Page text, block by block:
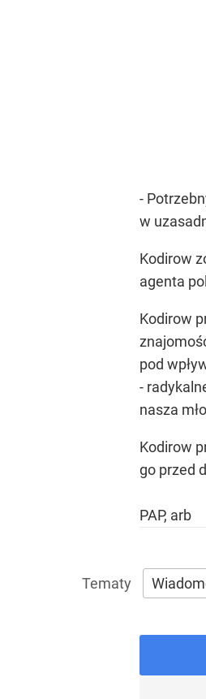
-
w
Kodirow
agenta
Kodirow
pod
-
nasza
Kodirow
go przed
PAP, arb